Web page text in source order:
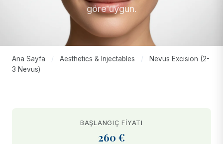
göre uygun.
Ana Sayfa / Aesthetics & Injectables /
Nevus Excision (2-
3 Nevus)
BAŞLANGIÇ FIYATI
260 €